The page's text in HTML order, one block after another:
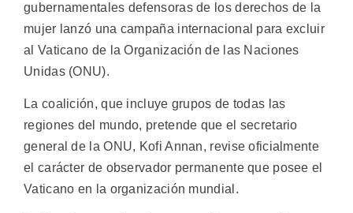
gubernamentales defensoras de los derechos de la
mujer lanzó una campaña internacional para excluir
al Vaticano de la Organización de las Naciones
Unidas (ONU).
La coalición, que incluye grupos de todas las
regiones del mundo, pretende que el secretario
general de la ONU, Kofi Annan, revise oficialmente
el carácter de observador permanente que posee el
Vaticano en la organización mundial.